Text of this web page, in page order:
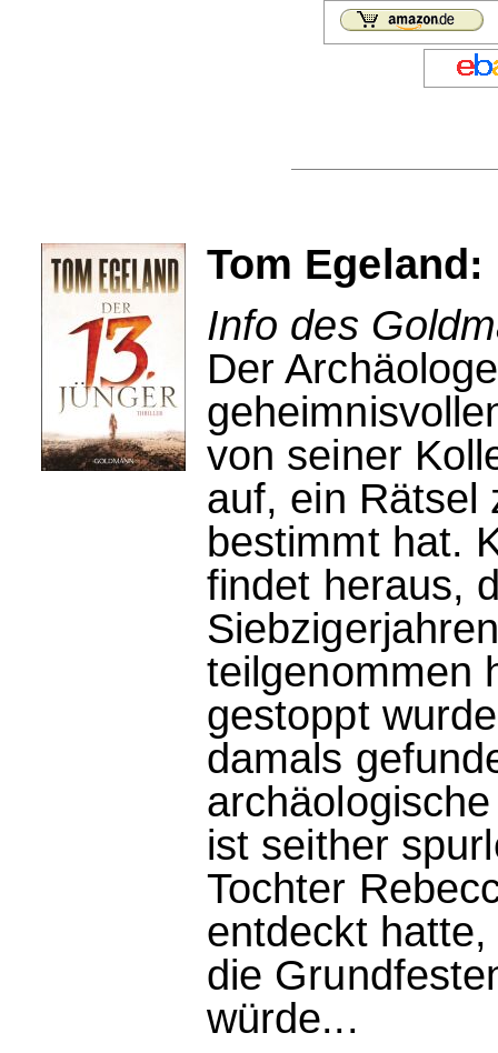
Tom
Info des
Der
von seiner
auf, ein Rätsel
bestimmt hat.
findet heraus,
teilgenommen
gestoppt
damals
ist seither
Tochter
entdeckt
die
würde...